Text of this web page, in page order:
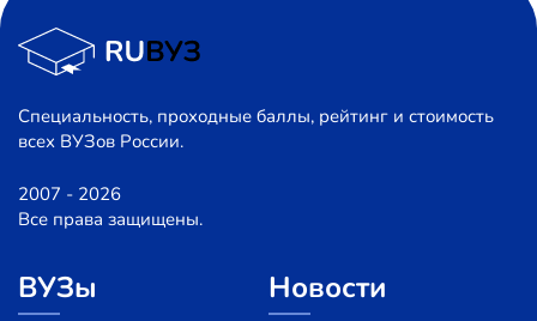
Специальность, проходные баллы, рейтинг и стоимость
всех ВУЗов России.
2007 - 2026
Все права защищены.
ВУЗы Новости